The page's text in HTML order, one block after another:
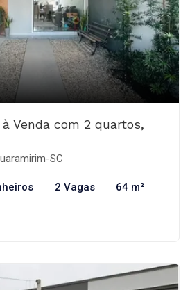
Venda com 2 quartos,
SC
2 Vagas 64 m²